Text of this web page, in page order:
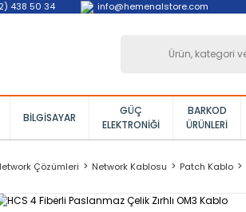
438 50 34 info@hemenalstore.com
BILGISAYAR
GÜÇ
ELEKTRONIĞI
BARKOD
ÜRÜNLERI
Çözümleri Network Kablosu Patch Kablo